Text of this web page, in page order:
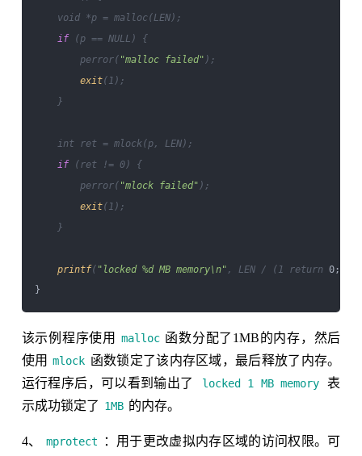
void *p = malloc(LEN);
if (p == NULL) {
perror( "malloc failed" );
exit(1);
}
int ret = mlock(p, LEN);
if (ret != 0) {
perror( "mlock failed" );
exit(1);
}
printf( "locked %d MB memory\n" , LEN / (1 return 0;
该示例程序使用 malloc 函数分配了1MB的内存，然后
使用 mlock 函数锁定了该内存区域，最后释放了内存。
运行程序后，可以看到输出了
locked 1 MB memory
表
示成功锁定了 1MB 的内存。
4、 mprotect
：用于更改虚拟内存区域的访问权限。可